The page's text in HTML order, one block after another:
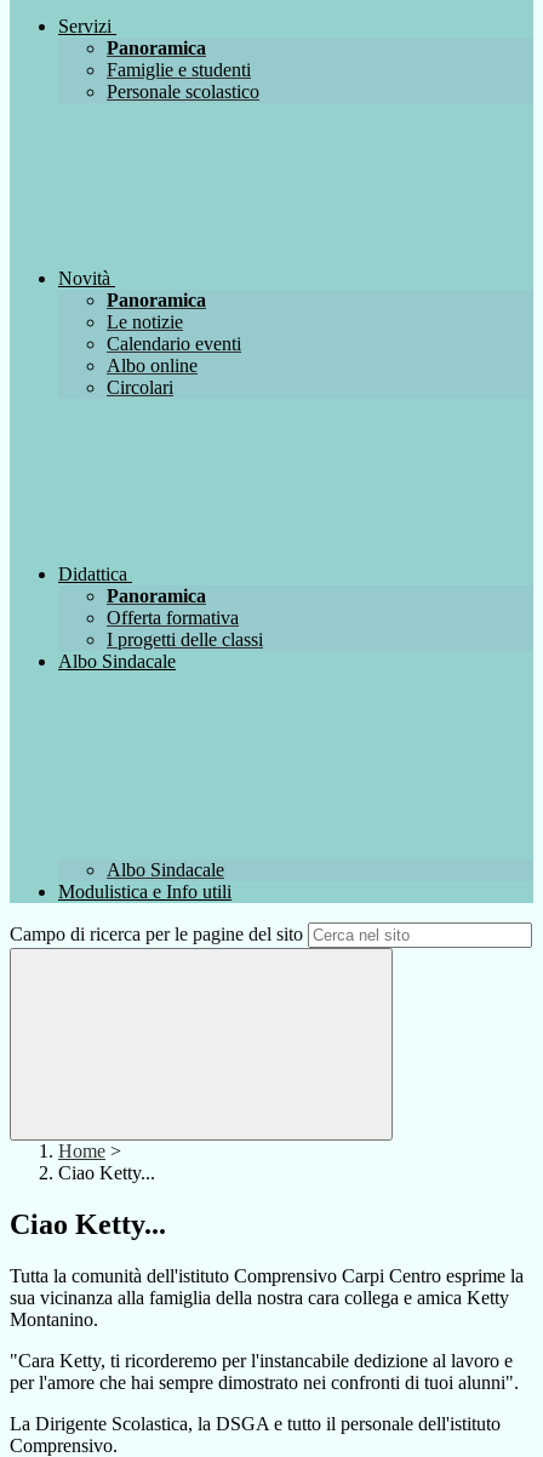
Servizi
Panoramica
Famiglie e studenti
Personale scolastico
Novità
Panoramica
Le notizie
Calendario eventi
Albo online
Circolari
Didattica
Panoramica
Offerta formativa
I progetti delle classi
Albo Sindacale
Albo Sindacale
Modulistica e Info utili
Campo di ricerca per le pagine del sito
Home >
Ciao Ketty...
Ciao Ketty...
Tutta la comunità dell'istituto Comprensivo Carpi Centro esprime la
sua vicinanza alla famiglia della nostra cara collega e amica Ketty
Montanino.
"Cara Ketty, ti ricorderemo per l'instancabile dedizione al lavoro e
per l'amore che hai sempre dimostrato nei confronti di tuoi alunni".
La Dirigente Scolastica, la DSGA e tutto il personale dell'istituto
Comprensivo.